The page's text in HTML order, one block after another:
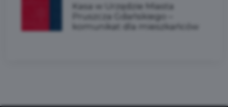
Kasa w Urzędzie Miasta
Pruszcza Gdańskiego –
komunikat dla mieszkańców